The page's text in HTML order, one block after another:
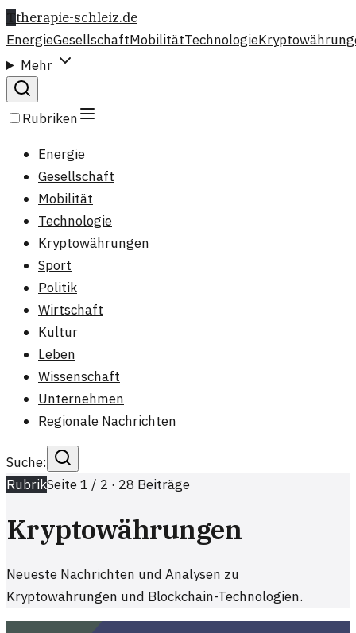
Ttherapie-schleiz.de
EnergieGesellschaftMobilitätTechnologie
Mehr
Rubriken
Energie
Gesellschaft
Mobilität
Technologie
Kryptowährungen
Sport
Politik
Wirtschaft
Kultur
Leben
Wissenschaft
Unternehmen
Regionale Nachrichten
Suche:
RubrikSeite1 / 2 · 28 Beiträge
Kryptowährungen
Neueste Nachrichten und Analysen zu
Kryptowährungen und Blockchain-Technologien.